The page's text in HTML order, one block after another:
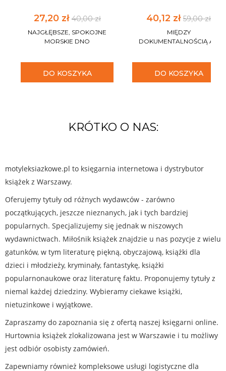
27,20 zł40,00 zł
NAJGŁĘBSZE, SPOKOJNE
MORSKIE DNO
DO KOSZYKA
40,12 zł 59,00 zł
MIĘDZY
DOKUMENTALNOŚCIĄ A...
DO KOSZYKA
KRÓTKO O NAS:
motyleksiazkowe.pl to księgarnia internetowa i dystrybutor
książek z Warszawy.
Oferujemy tytuły od różnych wydawców - zarówno
początkujących, jeszcze nieznanych, jak i tych bardziej
popularnych. Specjalizujemy się jednak w niszowych
wydawnictwach. Miłośnik książek znajdzie u nas pozycje z wielu
gatunków, w tym literaturę piękną, obyczajową, książki dla
dzieci i młodzieży, kryminały, fantastykę, książki
popularnonaukowe oraz literaturę faktu. Proponujemy tytuły z
niemal każdej dziedziny. Wybieramy ciekawe książki,
nietuzinkowe i wyjątkowe.
Zapraszamy do zapoznania się z ofertą naszej księgarni online.
Hurtownia książek zlokalizowana jest w Warszawie i tu możliwy
jest odbiór osobisty zamówień.
Zapewniamy również kompleksowe usługi logistyczne dla